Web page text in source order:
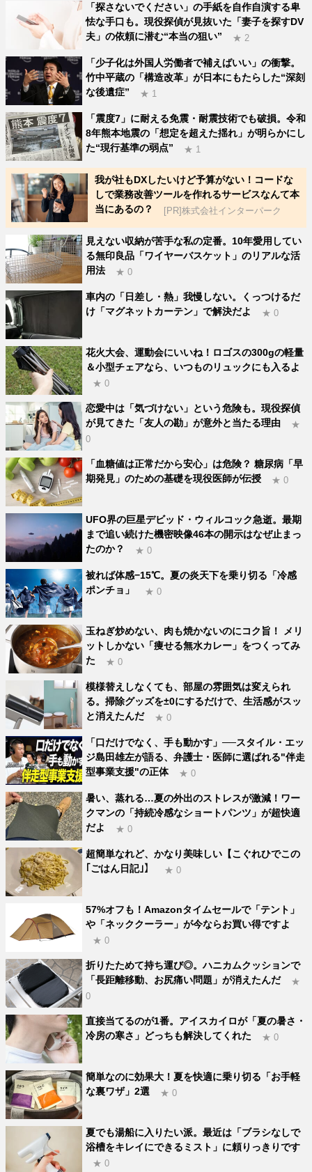
「探さないでください」の手紙を自作自演する卑
怯な手口も。現役探偵が見抜いた「妻子を探すDV
夫」の依頼に潜む“本当の狙い”
★ 2
「少子化は外国人労働者で補えばいい」の衝撃。
竹中平蔵の「構造改革」が日本にもたらした“深刻
な後遺症”
★ 1
「震度7」に耐える免震・耐震技術でも破損。令和
8年熊本地震の「想定を超えた揺れ」が明らかにし
た“現行基準の弱点”
★ 1
我が社もDXしたいけど予算がない！コードな
しで業務改善ツールを作れるサービスなんて本
当にあるの？
[PR]株式会社インターパーク
見えない収納が苦手な私の定番。10年愛用してい
る無印良品「ワイヤーバスケット」のリアルな活
用法
★ 0
車内の「日差し・熱」我慢しない。くっつけるだ
け「マグネットカーテン」で解決だよ
★ 0
花火大会、運動会にいいね！ロゴスの300gの軽量
＆小型チェアなら、いつものリュックにも入るよ
★ 0
恋愛中は「気づけない」という危険も。現役探偵
が見てきた「友人の勘」が意外と当たる理由
★
0
「血糖値は正常だから安心」は危険？ 糖尿病「早
期発見」のための基礎を現役医師が伝授
★ 0
UFO界の巨星デビッド・ウィルコック急逝。最期
まで追い続けた機密映像46本の開示はなぜ止まっ
たのか？
★ 0
被れば体感−15℃。夏の炎天下を乗り切る「冷感
ポンチョ」
★ 0
玉ねぎ炒めない、肉も焼かないのにコク旨！ メリ
ットしかない「痩せる無水カレー」をつくってみ
た
★ 0
模様替えしなくても、部屋の雰囲気は変えられ
る。掃除グッズを±0にするだけで、生活感がスッ
と消えたんだ
★ 0
「口だけでなく、手も動かす」──スタイル・エッ
ジ島田雄左が語る、弁護士・医師に選ばれる"伴走
型事業支援"の正体
★ 0
暑い、蒸れる…夏の外出のストレスが激減！ワー
クマンの「持続冷感なショートパンツ」が超快適
だよ
★ 0
超簡単なれど、かなり美味しい【こぐれひでこの
｢ごはん日記｣】
★ 0
57%オフも！Amazonタイムセールで「テント」
や「ネッククーラー」が今ならお買い得ですよ
★ 0
折りたためて持ち運び◎。ハニカムクッションで
「長距離移動、お尻痛い問題」が消えたんだ
★
0
直接当てるのが1番。アイスカイロが「夏の暑さ・
冷房の寒さ」どっちも解決してくれた
★ 0
簡単なのに効果大！夏を快適に乗り切る「お手軽
な裏ワザ」2選
★ 0
夏でも湯船に入りたい派。最近は「ブラシなしで
浴槽をキレイにできるミスト」に頼りっきりです
★ 0